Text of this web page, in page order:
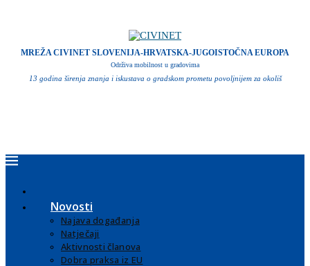
MREŽA CIVINET SLOVENIJA-HRVATSKA-JUGOISTOČNA EUROPA
Održiva mobilnost u gradovima
13 godina širenja znanja i iskustava o gradskom prometu povoljnijem za okoliš
Novosti
Najava događanja
Natječaji
Aktivnosti članova
Dobra praksa iz EU